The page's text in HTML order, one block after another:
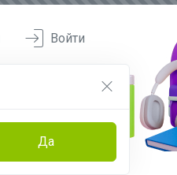
Да
Войти